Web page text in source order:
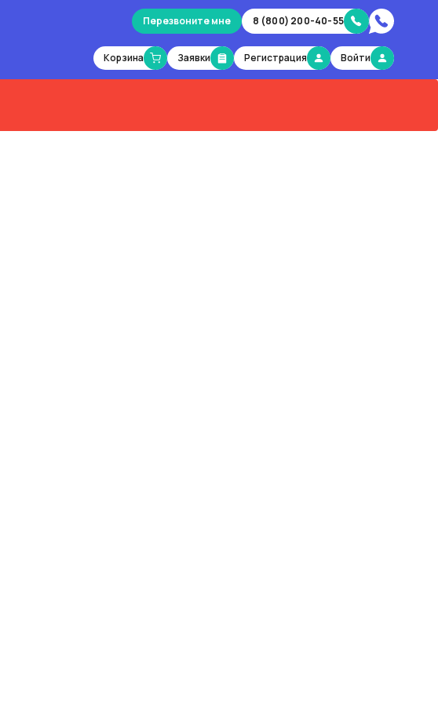
Перезвоните мне 8 (800) 200-40-55
Корзина Заявки Регистрация Войти